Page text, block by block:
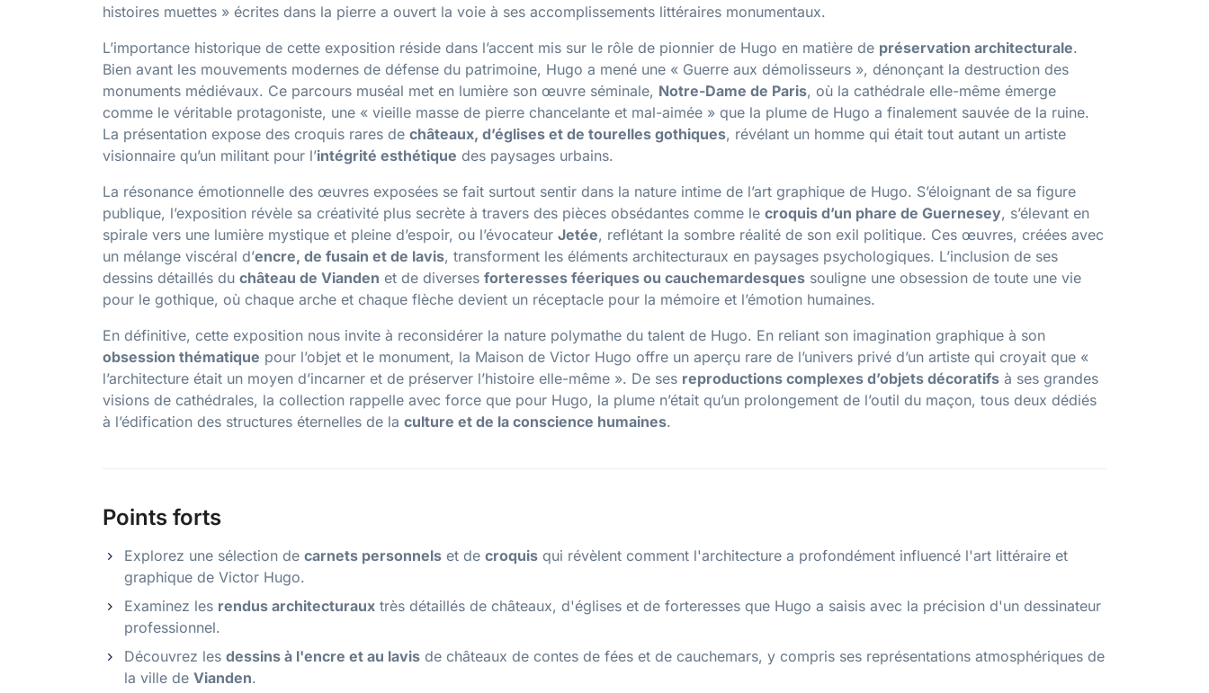
histoires muettes » écrites dans la pierre a ouvert la voie à ses accomplissements littéraires monumentaux.
L’importance historique de cette exposition réside dans l’accent mis sur le rôle de pionnier de Hugo en matière de préservation architecturale.
Bien avant les mouvements modernes de défense du patrimoine, Hugo a mené une « Guerre aux démolisseurs », dénonçant la destruction des
monuments médiévaux. Ce parcours muséal met en lumière son œuvre séminale, Notre-Dame de Paris, où la cathédrale elle-même émerge
comme le véritable protagoniste, une « vieille masse de pierre chancelante et mal-aimée » que la plume de Hugo a finalement sauvée de la ruine.
La présentation expose des croquis rares de châteaux, d’églises et de tourelles gothiques, révélant un homme qui était tout autant un artiste
visionnaire qu’un militant pour l’intégrité esthétique des paysages urbains.
La résonance émotionnelle des œuvres exposées se fait surtout sentir dans la nature intime de l’art graphique de Hugo. S’éloignant de sa figure
publique, l’exposition révèle sa créativité plus secrète à travers des pièces obsédantes comme le croquis d’un phare de Guernesey, s’élevant en
spirale vers une lumière mystique et pleine d’espoir, ou l’évocateur Jetée, reflétant la sombre réalité de son exil politique. Ces œuvres, créées avec
un mélange viscéral d’encre, de fusain et de lavis, transforment les éléments architecturaux en paysages psychologiques. L’inclusion de ses
dessins détaillés du château de Vianden et de diverses forteresses féeriques ou cauchemardesques souligne une obsession de toute une vie
pour le gothique, où chaque arche et chaque flèche devient un réceptacle pour la mémoire et l’émotion humaines.
En définitive, cette exposition nous invite à reconsidérer la nature polymathe du talent de Hugo. En reliant son imagination graphique à son
obsession thématique pour l’objet et le monument, la Maison de Victor Hugo offre un aperçu rare de l’univers privé d’un artiste qui croyait que «
l’architecture était un moyen d’incarner et de préserver l’histoire elle-même ». De ses reproductions complexes d’objets décoratifs à ses grandes
visions de cathédrales, la collection rappelle avec force que pour Hugo, la plume n’était qu’un prolongement de l’outil du maçon, tous deux dédiés
à l’édification des structures éternelles de la culture et de la conscience humaines.
Points forts
Explorez une sélection de carnets personnels et de croquis qui révèlent comment l'architecture a profondément influencé l'art littéraire et
graphique de Victor Hugo.
Examinez les rendus architecturaux très détaillés de châteaux, d'églises et de forteresses que Hugo a saisis avec la précision d'un dessinateur
professionnel.
Découvrez les dessins à l'encre et au lavis de châteaux de contes de fées et de cauchemars, y compris ses représentations atmosphériques de
la ville de Vianden.